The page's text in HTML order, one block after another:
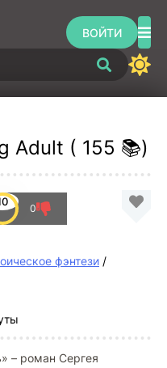
ВОЙТИ
Adult ( 155 📚)
0
фэнтези /
– роман Сергея